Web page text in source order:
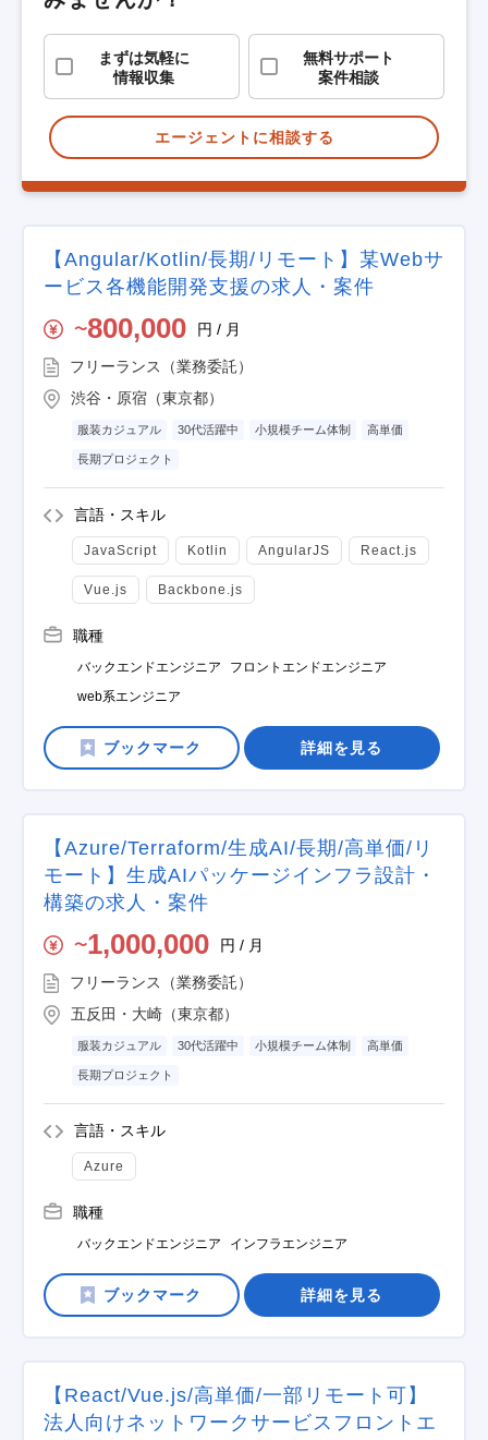
まずは気軽に
情報収集
無料サポート
案件相談
エージェントに相談する
【Angular/Kotlin/長期/リモート】某Webサ
ービス各機能開発支援の求人・案件
〜800,000 円 / 月
フリーランス（業務委託）
渋谷・原宿（東京都）
服装カジュアル 30代活躍中 小規模チーム体制 高単価
長期プロジェクト
言語・スキル
JavaScript Kotlin AngularJS React.js
Vue.js Backbone.js
職種
バックエンドエンジニア
フロントエンドエンジニア
web系エンジニア
詳細を見る
【Azure/Terraform/生成AI/長期/高単価/リ
モート】生成AIパッケージインフラ設計・
構築の求人・案件
〜1,000,000 円 / 月
フリーランス（業務委託）
五反田・大崎（東京都）
服装カジュアル 30代活躍中 小規模チーム体制 高単価
長期プロジェクト
言語・スキル
Azure
職種
バックエンドエンジニア インフラエンジニア
詳細を見る
【React/Vue.js/高単価/一部リモート可】
法人向けネットワークサービスフロントエ